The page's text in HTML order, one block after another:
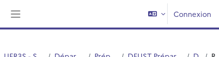
Connexion